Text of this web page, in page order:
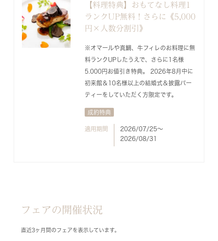
【料理特典】おもてなし料理1
ランクUP無料！さらに《5,000
円×人数分割引》
※オマールや真鯛、牛フィレのお料理に無
料ランクUPしたうえで、さらに1名様
5.000円お値引き特典。 2026年8月中に
初来館＆10名様以上の結婚式＆披露パー
ティーをしていただく方限定です。
成約特典
適用期間
2026/07/25〜
2026/08/31
フェアの開催状況
直近3ヶ月間のフェアを表示しています。